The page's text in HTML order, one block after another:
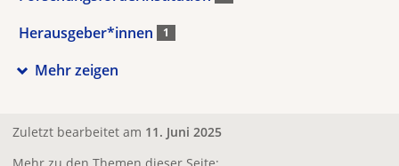
Herausgeber*innen 1
Mehr zeigen
Zuletzt bearbeitet am 11. Juni 2025